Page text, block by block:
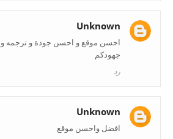
Unknown
احسن موقع و احسن جودة و ترجمه
جهودكم
رد
Unknown
افضل واحسن موقع